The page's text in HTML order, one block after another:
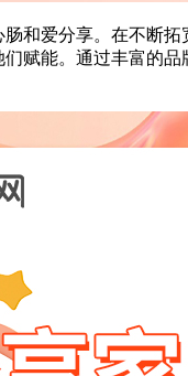
和爱分享。在不断
赋能。通过丰富的